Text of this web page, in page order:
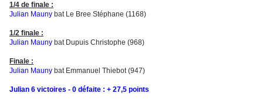
1/4 de finale :
Julian Mauny bat Le Bree Stéphane (1168)
1/2 finale :
Julian Mauny bat Dupuis Christophe (968)
Finale :
Julian Mauny bat Emmanuel Thiebot (947)
Julian 6 victoires - 0 défaite : + 27,5 points